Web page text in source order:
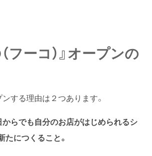
フーコ）』オープンの
する理由は２つあります。
からでも自分のお店がはじめられるシ
たにつくること。